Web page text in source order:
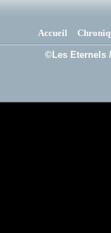
Accueil
©Les Eternels